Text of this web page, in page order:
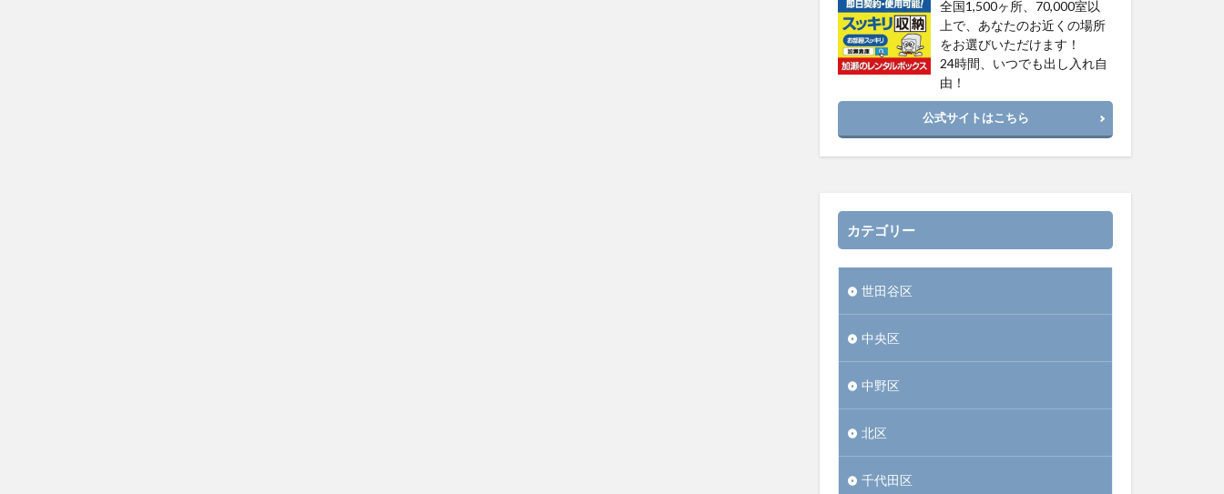
全国1,500ヶ所、70,000室以
上で、あなたのお近くの場所
をお選びいただけます！
24時間、いつでも出し入れ自
由！
公式サイトはこちら
カテゴリー
世田谷区
中央区
中野区
北区
千代田区